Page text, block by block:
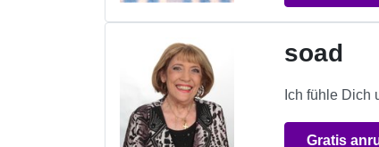
soad
Ich fühle Dich
Gratis